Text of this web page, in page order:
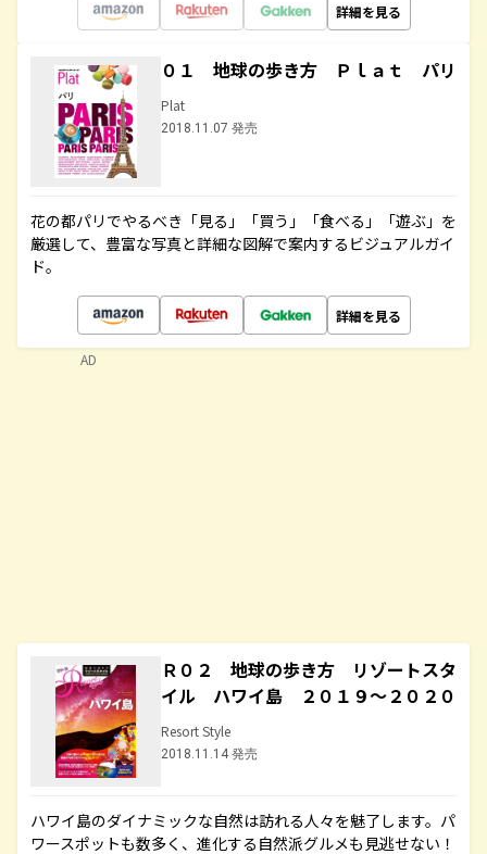
詳細を見る
０１ 地球の歩き方 Ｐｌａｔ パリ
Plat
2018.11.07 発売
花の都パリでやるべき「見る」「買う」「食べる」「遊ぶ」を
厳選して、豊富な写真と詳細な図解で案内するビジュアルガイ
ド。
詳細を見る
Ｒ０２ 地球の歩き方 リゾートスタ
イル ハワイ島 ２０１９～２０２０
Resort Style
2018.11.14 発売
ハワイ島のダイナミックな自然は訪れる人々を魅了します。パ
ワースポットも数多く、進化する自然派グルメも見逃せない！
AD